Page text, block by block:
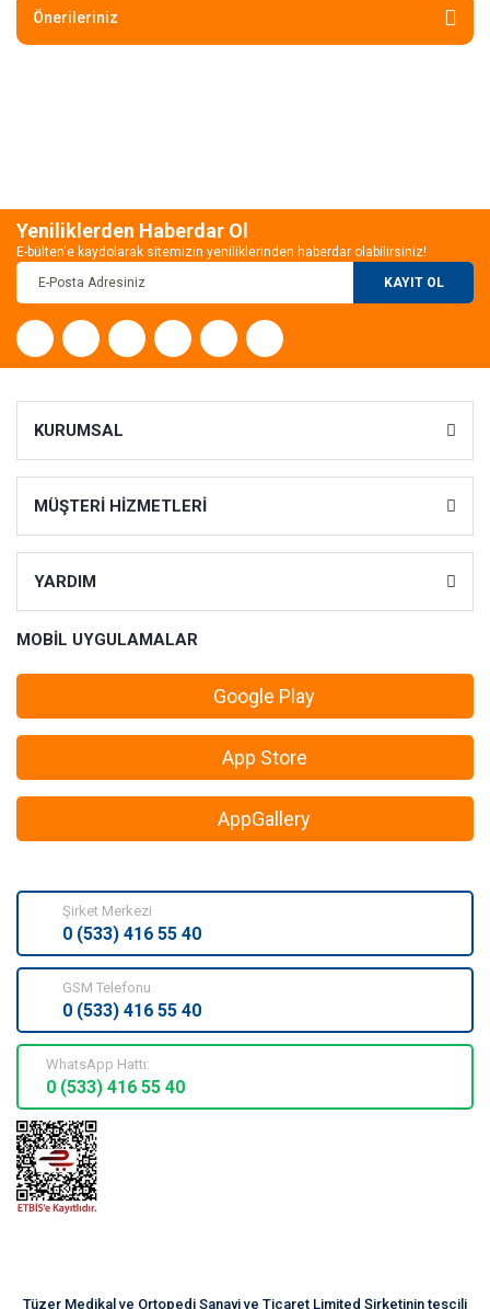
Önerileriniz
Yeniliklerden Haberdar Ol
E-bülten'e kaydolarak sitemizin yeniliklerinden haberdar olabilirsiniz!
KAYIT OL
KURUMSAL
MÜŞTERİ HİZMETLERİ
YARDIM
MOBİL UYGULAMALAR
Google Play
App Store
AppGallery
Şirket Merkezi
0 (533) 416 55 40
GSM Telefonu
0 (533) 416 55 40
WhatsApp Hattı:
0 (533) 416 55 40
Tüzer Medikal ve Ortopedi Sanayi ve Ticaret Limited Şirketinin tescili